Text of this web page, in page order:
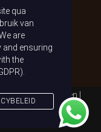
13.00 uur
voorbehouden |
Onderhoud:2BeFresh
qua
van
are
ensuring
the